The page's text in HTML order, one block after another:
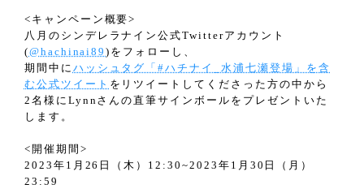
<キャンペーン概要>
八月のシンデレラナイン公式Twitterアカウント
(@hachinai89)をフォローし、
期間中に ハッシュタグ「#ハチナイ_水浦七瀬登場」を含
む公式ツイート をリツイートしてくださった方の中から
2名様にLynnさんの直筆サインボールをプレゼントいた
します。
<開催期間>
2023年1月26日（木）12:30~2023年1月30日（月）
23:59